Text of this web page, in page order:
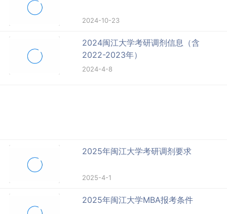
2024-10-23
2024闽江大学考研调剂信息（含
2022-2023年）
2024-4-8
2025年闽江大学考研调剂要求
2025-4-1
2025年闽江大学MBA报考条件